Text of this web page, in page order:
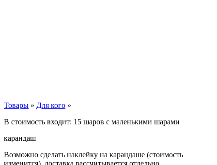
Товары » Для кого »
В стоимость входит: 15 шаров с маленькими шарами
карандаш
Возможно сделать наклейку на карандаше (стоимость